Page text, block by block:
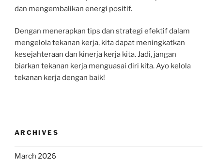
dan mengembalikan energi positif.
Dengan menerapkan tips dan strategi efektif dalam
mengelola tekanan kerja, kita dapat meningkatkan
kesejahteraan dan kinerja kerja kita. Jadi, jangan
biarkan tekanan kerja menguasai diri kita. Ayo kelola
tekanan kerja dengan baik!
ARCHIVES
March 2026